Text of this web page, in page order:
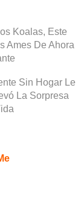
Koalas, Este
Ames De Ahora
Sin Hogar Le
La Sorpresa